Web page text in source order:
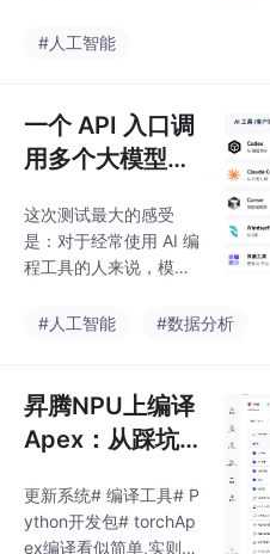
#人工智能
一个 API 入口调
用多个大模型：
CC Switch 打通
Codex AI编程流
这次测试最大的感受
是：对于经常使用 AI 编
程工具的人来说，模型
需要解决的问题。AiiOn
节进行了整合，在实际
开发过程中，可以根据
任务类型选择不同模
目前也在完善更多 AI 使
用入口，包括 veryCla
#人工智能 #数据分析
昇腾NPU上编译
Apex：从踩坑
更新系统# 编译工具# P
ython开发包# torchAp
ex编译看似简单,实则暗